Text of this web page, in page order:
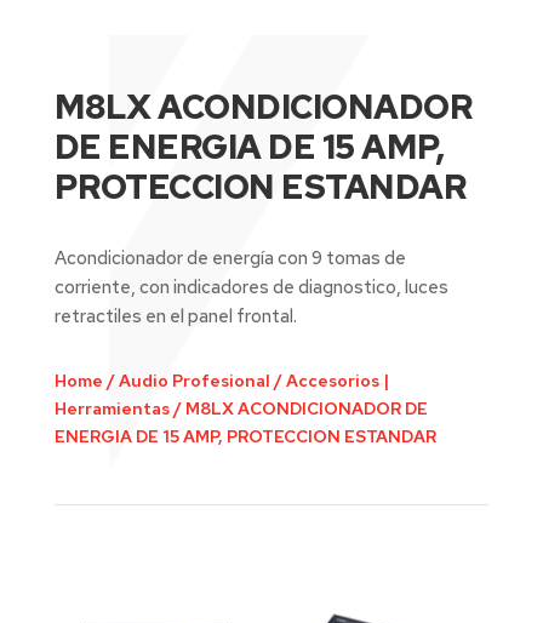
M8LX ACONDICIONADOR
DE ENERGIA DE 15 AMP,
PROTECCION ESTANDAR
Acondicionador de energía con 9 tomas de
corriente, con indicadores de diagnostico, luces
retractiles en el panel frontal.
Home /Audio Profesional /Accesorios |
Herramientas/ M8LX ACONDICIONADOR DE
ENERGIA DE 15 AMP, PROTECCION ESTANDAR